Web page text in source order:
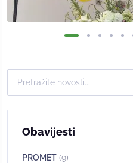
Obavijesti
PROMET (9)